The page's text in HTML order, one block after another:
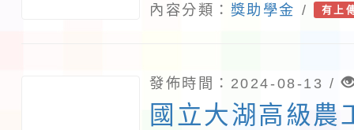
內容分類： 獎助學金 / 有上
發佈時間：2024-08-13 /
國立大湖高級農